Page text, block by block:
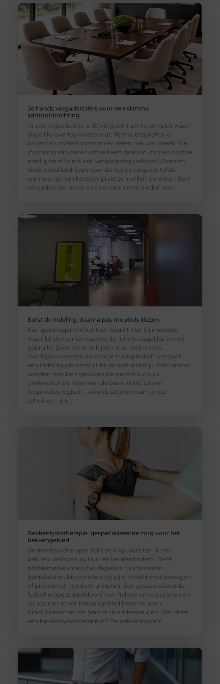
2e hands vergadertafels voor een slimme
kantoorinrichting
In veel organisaties is de vergaderruimte een plek waar
dagelijks overleg plaatsvindt. Teams bespreken er
projecten, maken plannen en delen nieuwe ideeën. De
inrichting van deze ruimte heeft daarom invloed op hoe
prettig en efficiënt een vergadering verloopt. Daarom
kiezen veel bedrijven voor 2e hands vergadertafels
wanneer zij hun kantoor praktisch willen inrichten. Een
vergadertafel moet voldoende ruimte bieden voor
Eerst de indeling, daarna pas meubels kiezen
Een goed ingericht kantoor begint niet bij meubels,
maar bij de manier waarop de ruimte dagelijks wordt
gebruikt. Door eerst te kijken naar looproutes,
overlegmomenten en concentratieplekken ontstaat
een indeling die aansluit bij de werkpraktijk. Pas daarna
worden meubels gekozen die deze structuur
ondersteunen. Wanneer de basis klopt, blijven
looproutes logisch – ook als stoelen naar achter
schuiven – en
Bekkenfysiotherapie: gespecialiseerde zorg voor het
bekkengebied
Bekkenfysiotherapie richt zich op klachten in het
bekken, de lage rug, buik en bekkenbodem. Deze
problemen kunnen het dagelijks functioneren
beïnvloeden, bijvoorbeeld bij pijn, moeite met bewegen
of problemen rondom urineren. Een gespecialiseerde
fysiotherapeut Apeldoorn kan helpen om de spieren en
structuren in het bekkengebied beter te laten
functioneren en het herstel te ondersteunen. Wat doet
een bekkenfysiotherapeut? De bekkenbodem